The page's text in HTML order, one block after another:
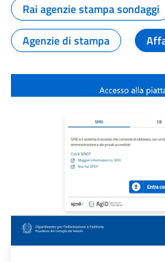
Rai agenzie stampa sondaggi
Agenzie di stampa